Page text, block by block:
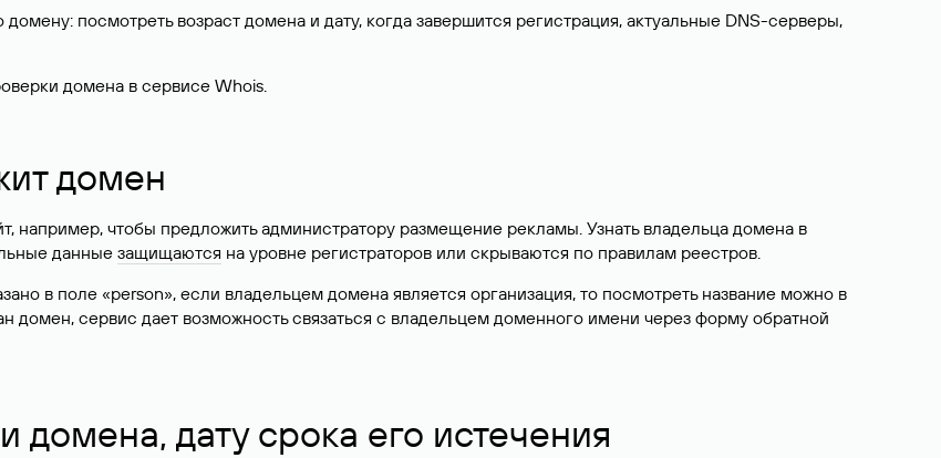
посмотреть возраст домена и дату, когда завершится регистрация, актуальные DNS-серверы,
домена в сервисе Whois.
домен
например, чтобы предложить администратору размещение рекламы. Узнать владельца домена в
данные защищаются на уровне регистраторов или скрываются по правилам реестров.
в поле «person», если владельцем домена является организация, то посмотреть название можно в
домен, сервис дает возможность связаться с владельцем доменного имени через форму обратной
домена, дату срока его истечения